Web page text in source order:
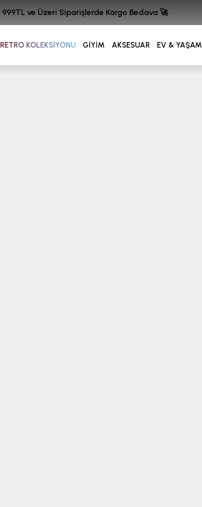
RETRO KOLEKSİYONU GİYİM AKSESUAR EV & YAŞAM
999TL ve Üzeri Siparişlerde Kargo Bedava 🚀